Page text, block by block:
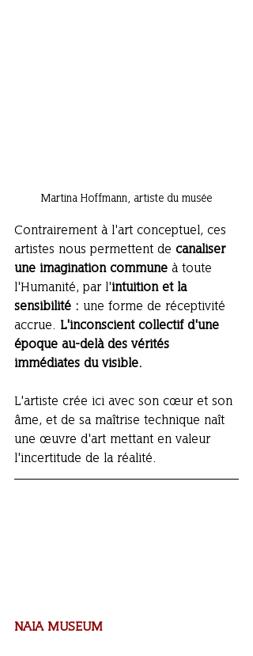
Martina Hoffmann, artiste du musée
Contrairement à l'art conceptuel, ces
artistes nous permettent de canaliser
une imagination commune à toute
l'Humanité, par l'intuition et la
sensibilité : une forme de réceptivité
accrue. L'inconscient collectif d'une
époque au-delà des vérités
immédiates du visible.
L'artiste crée ici avec son cœur et son
âme, et de sa maîtrise technique naît
une œuvre d'art mettant en valeur
l'incertitude de la réalité.
NAIA MUSEUM